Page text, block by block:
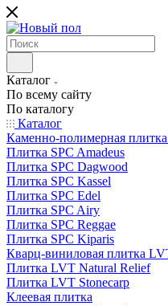
Каталог
По всему сайту
По каталогу
Каталог
Каменно-полимерная плитка
Плитка SPC Amadeus
Плитка SPC Dagwood
Плитка SPC Kassel
Плитка SPC Edel
Плитка SPC Airy
Плитка SPC Reggae
Плитка SPC Kiparis
Кварц-виниловая плитка
Плитка LVT Natural Relief
Плитка LVT Stonecarp
Клеевая плитка